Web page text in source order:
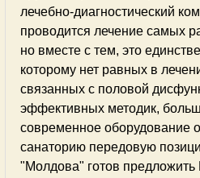
лечебно-диагностический
проводится лечение самых
но вместе с тем, это
которому нет равных в
связанных с половой
эффективных методик,
современное оборудование
санаторию передовую
"Молдова" готов предложить